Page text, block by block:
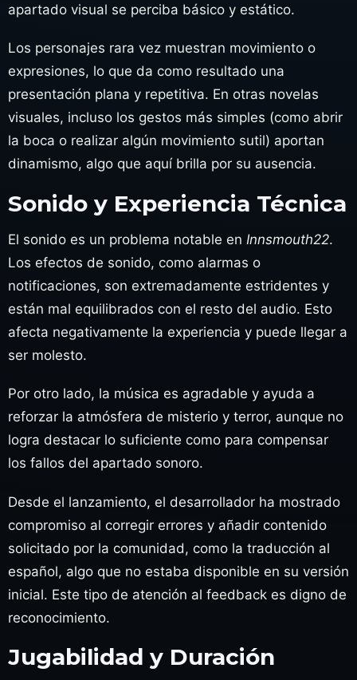
apartado visual se perciba básico y estático.
Los personajes rara vez muestran movimiento o
expresiones, lo que da como resultado una
presentación plana y repetitiva. En otras novelas
visuales, incluso los gestos más simples (como abrir
la boca o realizar algún movimiento sutil) aportan
dinamismo, algo que aquí brilla por su ausencia.
Sonido y Experiencia Técnica
El sonido es un problema notable en Innsmouth22.
Los efectos de sonido, como alarmas o
notificaciones, son extremadamente estridentes y
están mal equilibrados con el resto del audio. Esto
afecta negativamente la experiencia y puede llegar a
ser molesto.
Por otro lado, la música es agradable y ayuda a
reforzar la atmósfera de misterio y terror, aunque no
logra destacar lo suficiente como para compensar
los fallos del apartado sonoro.
Desde el lanzamiento, el desarrollador ha mostrado
compromiso al corregir errores y añadir contenido
solicitado por la comunidad, como la traducción al
español, algo que no estaba disponible en su versión
inicial. Este tipo de atención al feedback es digno de
reconocimiento.
Jugabilidad y Duración